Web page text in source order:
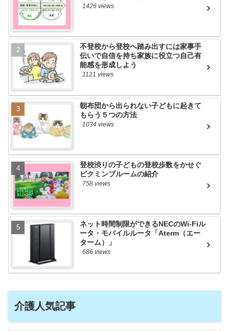
1426 views
不登校から登校へ踏み出すには家事手
伝いで自信を持ち家族に役立つ自己有
能感を形成しよう
1121 views
朝布団から出られない子どもに起きて
もらう５つの方法
1034 views
登校渋りの子どもの登校歩数をかせぐ
ピクミンブルームの紹介
758 views
ネット時間制限ができるNECのWi-Fiル
ータ・モバイルルータ「Aterm（エー
ターム）」
686 views
介護人気記事